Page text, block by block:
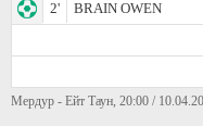
2'
BRAIN OWEN
Мeрдур - Ейт Таун, 20:00 /